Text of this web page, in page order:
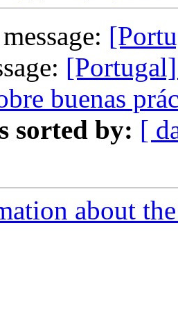
buenas
sorted by: [
about